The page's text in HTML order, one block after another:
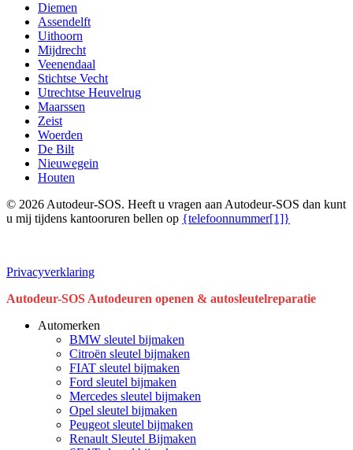
Diemen
Assendelft
Uithoorn
Mijdrecht
Veenendaal
Stichtse Vecht
Utrechtse Heuvelrug
Maarssen
Zeist
Woerden
De Bilt
Nieuwegein
Houten
© 2026 Autodeur-SOS. Heeft u vragen aan Autodeur-SOS dan kunt
u mij tijdens kantooruren bellen op {telefoonnummer[1]}
Privacyverklaring
Close
Autodeur-SOS Autodeuren openen & autosleutelreparatie
Automerken
BMW sleutel bijmaken
Citroën sleutel bijmaken
FIAT sleutel bijmaken
Ford sleutel bijmaken
Mercedes sleutel bijmaken
Opel sleutel bijmaken
Peugeot sleutel bijmaken
Renault Sleutel Bijmaken